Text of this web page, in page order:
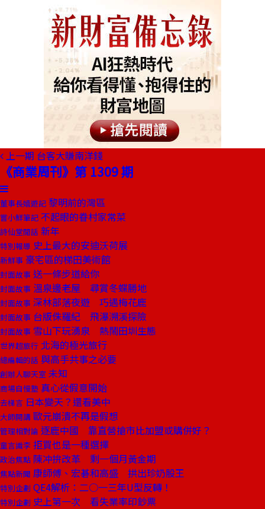
上一期 台客大賺南洋錢
《商業周刊》第 1309 期
董事長嬉遊記 黎明前的灣區
嘗小鮮筆記 不起眼的眷村家常菜
詩仙堂閒話 新年
特別報導 史上最大的安迪沃荷展
新鮮事 豪宅區的梯田美術館
封面故事 送一條步道給你
封面故事 溫泉邊老屋 尋賞冬蝶勝地
封面故事 深林部落夜遊 巧遇梅花鹿
封面故事 台版侏羅紀 飛瀑溯溪探險
封面故事 雪山下玩湧泉 熱鬧田圳生態
世界超旅行 北海的極光旅行
總編輯的話 與高手共事之必要
創辦人聊天室 未知
商場自慢塾 真心從假意開始
去梯言 日本變天？還看美中
大師開講 歐元崩潰不再是假想
管理相對論 逐鹿中國 靠直營搶市比加盟或購併好？
童言識李 拒買也是一種選擇
政治焦點 陳冲拚改革 剩一個月黃金期
焦點新聞 康師傅、宏碁和高盛 拱出珍奶股王
特別企劃 QE4解析：二○一三年U型反轉！
特別企劃 史上第一次 看失業率印鈔票